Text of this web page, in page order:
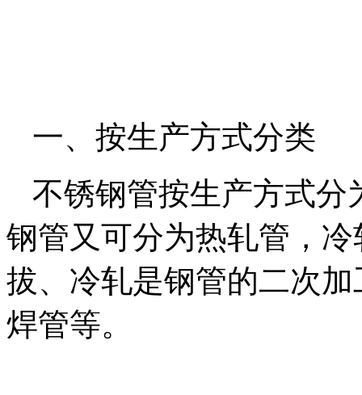
一、按生产方式分类
不锈钢管按生产方式分
钢管又可分为热轧管，
拔、冷轧是钢管的二次
焊管等。